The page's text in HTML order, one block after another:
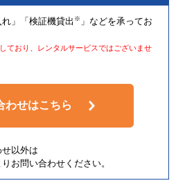
」「検証機貸出 ※ 」などを承ってお
ており、レンタルサービスではございませ
わせはこちら
以外は
りお問い合わせください。